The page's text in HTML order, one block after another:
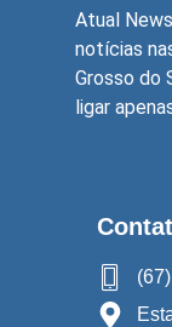
Atual
notícias
Grosso do
ligar